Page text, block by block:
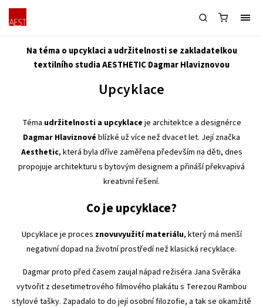
2023 - EDUCA 1 - Upcyklace
Na téma o upcyklaci a udržitelnosti se zakladatelkou
textilního studia AESTHETIC Dagmar Hlaviznovou
Upcyklace
Téma udržitelnosti a upcyklace je architektce a designérce
Dagmar Hlaviznové blízké už více než dvacet let. Její značka
Aesthetic, která byla dříve zaměřena především na děti, dnes
propojuje architekturu s bytovým designem a přináší překvapivá
kreativní řešení.
Co je upcyklace?
Upcyklace je proces znovuvyužití materiálu, který má menší
negativní dopad na životní prostředí než klasická recyklace.
Dagmar proto před časem zaujal nápad režiséra Jana Svěráka
vytvořit z desetimetrového filmového plakátu s Terezou Rambou
stylové tašky. Zapadalo to do její osobní filozofie, a tak se okamžitě